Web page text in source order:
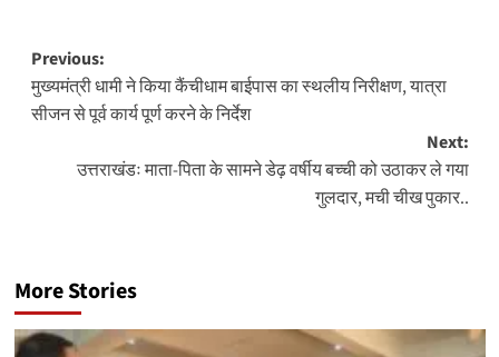
Post
navigation
Previous:
मुख्यमंत्री धामी ने किया कैंचीधाम बाईपास का स्थलीय निरीक्षण, यात्रा
सीजन से पूर्व कार्य पूर्ण करने के निर्देश
Next:
उत्तराखंडः माता-पिता के सामने डेढ़ वर्षीय बच्ची को उठाकर ले गया
गुलदार, मची चीख पुकार..
More Stories